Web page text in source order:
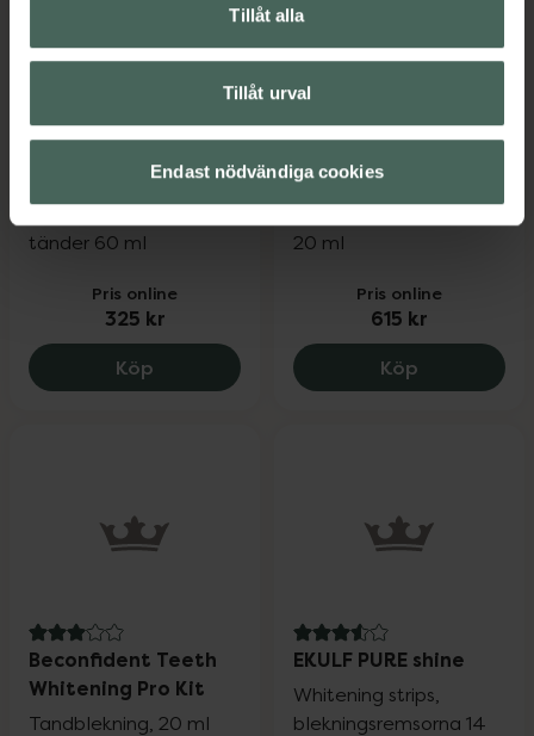
Tillåt alla
Tillåt urval
Endast nödvändiga cookies
Dentway Colour
tänder 60 ml
Pris online
325 kr
Köp Dentway Colour Correcting Tandkräm,
Beconfident Teeth
Refill
20 ml
Pris online
615 kr
Köp
3 av 5 i omdöme
Beconfident Teeth
Whitening Pro Kit
Tandblekning, 20 ml
3.6 av 5 i omdöme
EKULF PURE shine
Whitening strips,
blekningsremsorna 14